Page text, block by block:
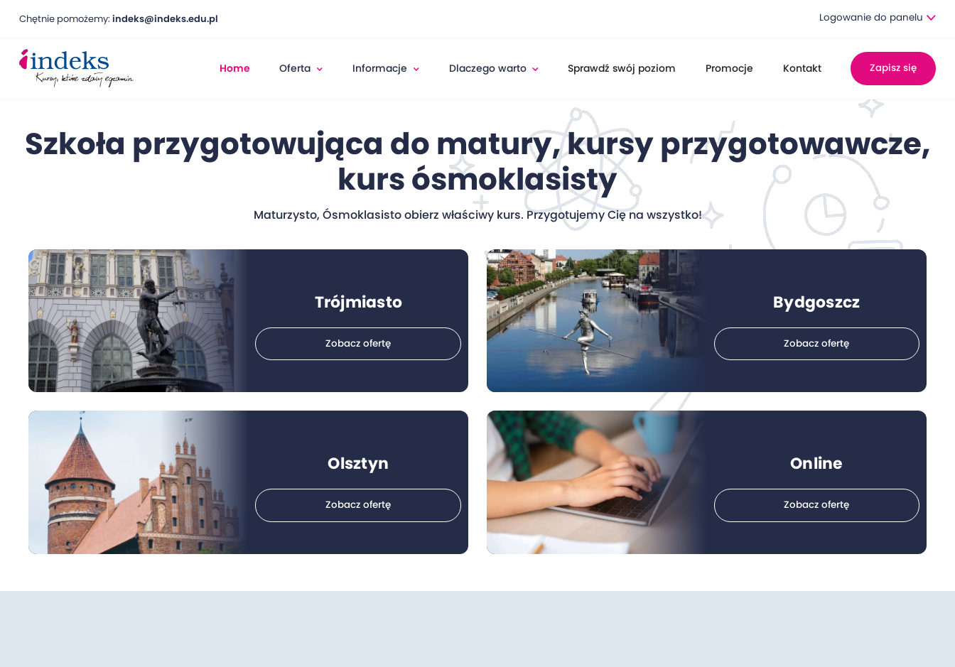
Chętnie pomożemy: indeks@indeks.edu.pl Logowanie do panelu
Home Oferta Informacje Dlaczego warto Sprawdź swój poziom Promocje Kontakt Zapisz się
Szkoła przygotowująca do matury, kursy przygotowawcze,
kurs ósmoklasisty
Maturzysto, Ósmoklasisto obierz właściwy kurs. Przygotujemy Cię na wszystko!
Trójmiasto
Zobacz ofertę
Bydgoszcz
Zobacz ofertę
Olsztyn
Zobacz ofertę
Online
Zobacz ofertę